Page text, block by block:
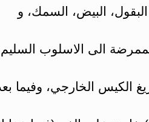
البيض، السمك، و
الى الاسلوب السليم
الكيس الخارجي، وفيما